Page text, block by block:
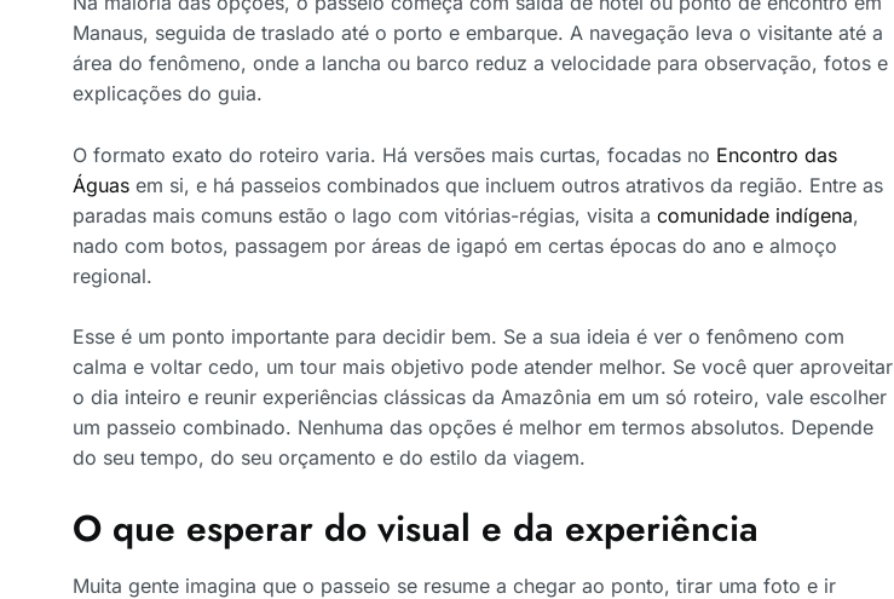
Manaus, seguida de traslado até o porto e embarque. A navegação leva o visitante até a
área do fenômeno, onde a lancha ou barco reduz a velocidade para observação, fotos e
explicações do guia.
O formato exato do roteiro varia. Há versões mais curtas, focadas no Encontro das
Águas em si, e há passeios combinados que incluem outros atrativos da região. Entre as
paradas mais comuns estão o lago com vitórias-régias, visita a comunidade indígena,
nado com botos, passagem por áreas de igapó em certas épocas do ano e almoço
regional.
Esse é um ponto importante para decidir bem. Se a sua ideia é ver o fenômeno com
calma e voltar cedo, um tour mais objetivo pode atender melhor. Se você quer aproveitar
o dia inteiro e reunir experiências clássicas da Amazônia em um só roteiro, vale escolher
um passeio combinado. Nenhuma das opções é melhor em termos absolutos. Depende
do seu tempo, do seu orçamento e do estilo da viagem.
O que esperar do visual e da experiência
Muita gente imagina que o passeio se resume a chegar ao ponto, tirar uma foto e ir